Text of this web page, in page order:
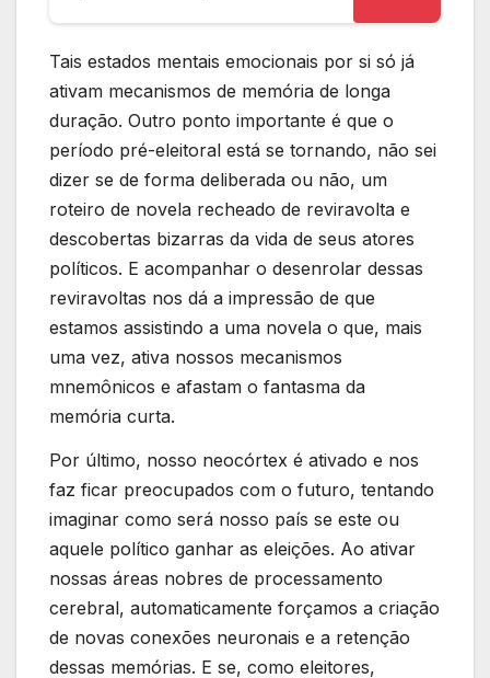
Tais estados mentais emocionais por si só já
ativam mecanismos de memória de longa
duração. Outro ponto importante é que o
período pré-eleitoral está se tornando, não sei
dizer se de forma deliberada ou não, um
roteiro de novela recheado de reviravolta e
descobertas bizarras da vida de seus atores
políticos. E acompanhar o desenrolar dessas
reviravoltas nos dá a impressão de que
estamos assistindo a uma novela o que, mais
uma vez, ativa nossos mecanismos
mnemônicos e afastam o fantasma da
memória curta.
Por último, nosso neocórtex é ativado e nos
faz ficar preocupados com o futuro, tentando
imaginar como será nosso país se este ou
aquele político ganhar as eleições. Ao ativar
nossas áreas nobres de processamento
cerebral, automaticamente forçamos a criação
de novas conexões neuronais e a retenção
dessas memórias. E se, como eleitores,